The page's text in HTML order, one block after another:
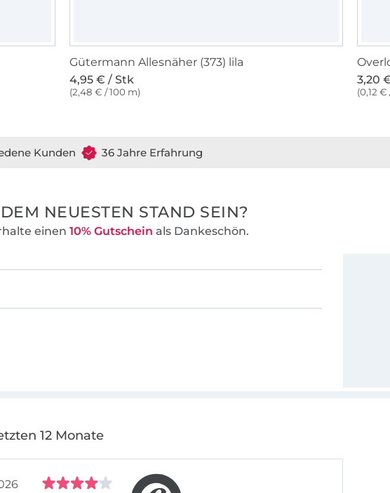
Gütermann Allesnäher (373) lila
4,95 € / Stk
(2,48 € / 100 m)
3,20
(0,12 €
Kunden 36 Jahre Erfahrung
NEUESTEN STAND SEIN?
einen 10% Gutschein als Dankeschön.
12 Monate